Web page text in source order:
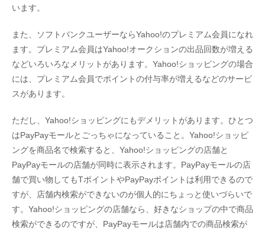
います。
また、ソフトバンクユーザーならYahoo!のプレミアム会員になれ
ます。プレミアム会員はYahoo!オークションの出品回数が増える
などいろいろなメリットがあります。Yahoo!ショッピングの場合
には、プレミアム会員でポイントの付与率が増えるなどのサービ
スがあります。
ただし、Yahoo!ショッピングにもデメリットがあります。ひとつ
はPayPayモールとごっちゃになっていること。Yahoo!ショッピ
ングを商品名で検索すると、Yahoo!ショッピングの店舗と
PayPayモールの店舗が同時に表示されます。PayPayモールの店
舗で買い物してもTポイントやPayPayポイントは利用できるので
すが、店舗内検索ができないのが個人的にちょっと使いづらいで
す。Yahoo!ショッピングの店舗なら、好きなショップの中で商品
検索ができるのですが、PayPayモールは店舗内での商品検索が